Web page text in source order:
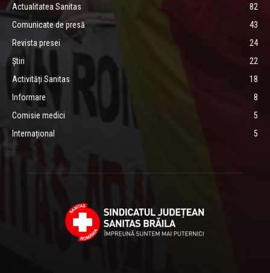
Actualitatea Sanitas
82
Comunicate de presă
43
Revista presei
24
Știri
22
Activități Sanitas
18
Informare
8
Comisie medici
5
Internațional
5